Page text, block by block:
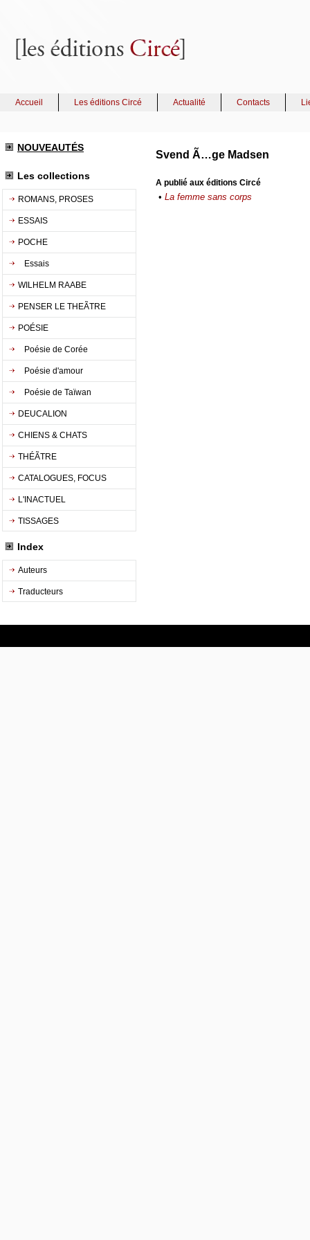
Accueil Les éditions Circé Actualité Contacts
NOUVEAUTÉS
Les collections
ROMANS, PROSES
ESSAIS
POCHE
Essais
WILHELM RAABE
PENSER LE THEÃTRE
POÉSIE
Poésie de Corée
Poésie d'amour
Poésie de Taïwan
DEUCALION
CHIENS & CHATS
THÉÃTRE
CATALOGUES, FOCUS
L'INACTUEL
TISSAGES
Index
Auteurs
Traducteurs
Svend Ã…ge Madsen
A publié aux éditions Circé
• La femme sans corps